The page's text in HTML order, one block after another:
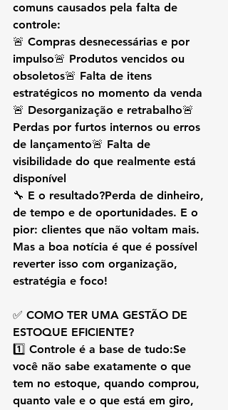
comuns causados pela falta de
controle:
🚨 Compras desnecessárias e por
impulso🚨 Produtos vencidos ou
obsoletos🚨 Falta de itens
estratégicos no momento da venda
🚨 Desorganização e retrabalho🚨
Perdas por furtos internos ou erros
de lançamento🚨 Falta de
visibilidade do que realmente está
disponível
🔧 E o resultado?Perda de dinheiro,
de tempo e de oportunidades. E o
pior: clientes que não voltam mais.
Mas a boa notícia é que é possível
reverter isso com organização,
estratégia e foco!
✅ COMO TER UMA GESTÃO DE
ESTOQUE EFICIENTE?
1️⃣ Controle é a base de tudo:Se
você não sabe exatamente o que
tem no estoque, quando comprou,
quanto vale e o que está em giro,